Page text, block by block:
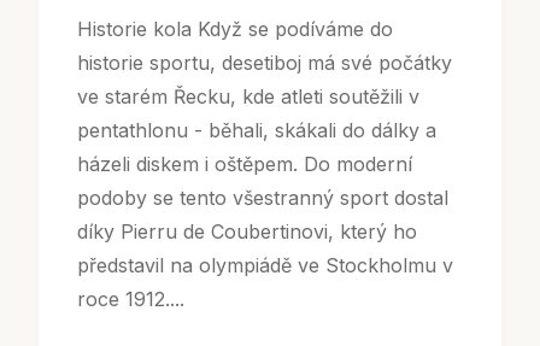
Historie kola Když se podíváme do
historie sportu, desetiboj má své počátky
ve starém Řecku, kde atleti soutěžili v
pentathlonu - běhali, skákali do dálky a
házeli diskem i oštěpem. Do moderní
podoby se tento všestranný sport dostal
díky Pierru de Coubertinovi, který ho
představil na olympiádě ve Stockholmu v
roce 1912....